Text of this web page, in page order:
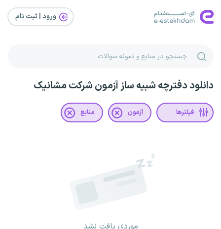
ورود | ثبت‌ نام
دانلود دفترچه شبیه ساز آزمون شرکت مشانیک
فیلترها آزمون منابع
موردی یافت نشد